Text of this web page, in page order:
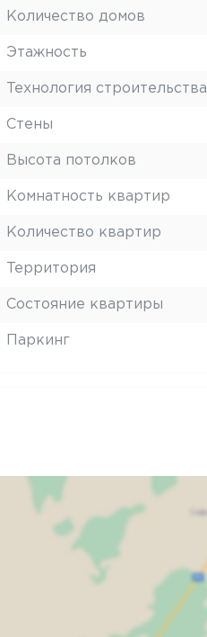
Количество домов
Этажность
Технология строительства
Стены
Высота потолков
Комнатность квартир
Количество квартир
Территория
Состояние квартиры
Паркинг